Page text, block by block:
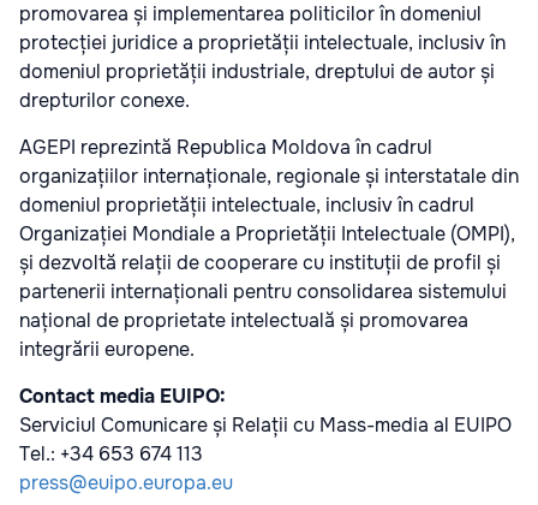
promovarea și implementarea politicilor în domeniul
protecției juridice a proprietății intelectuale, inclusiv în
domeniul proprietății industriale, dreptului de autor și
drepturilor conexe.
AGEPI reprezintă Republica Moldova în cadrul
organizațiilor internaționale, regionale și interstatale din
domeniul proprietății intelectuale, inclusiv în cadrul
Organizației Mondiale a Proprietății Intelectuale (OMPI),
și dezvoltă relații de cooperare cu instituții de profil și
partenerii internaționali pentru consolidarea sistemului
național de proprietate intelectuală și promovarea
integrării europene.
Contact media EUIPO:
Serviciul Comunicare și Relații cu Mass-media al EUIPO
Tel.: +34 653 674 113
press@euipo.europa.eu